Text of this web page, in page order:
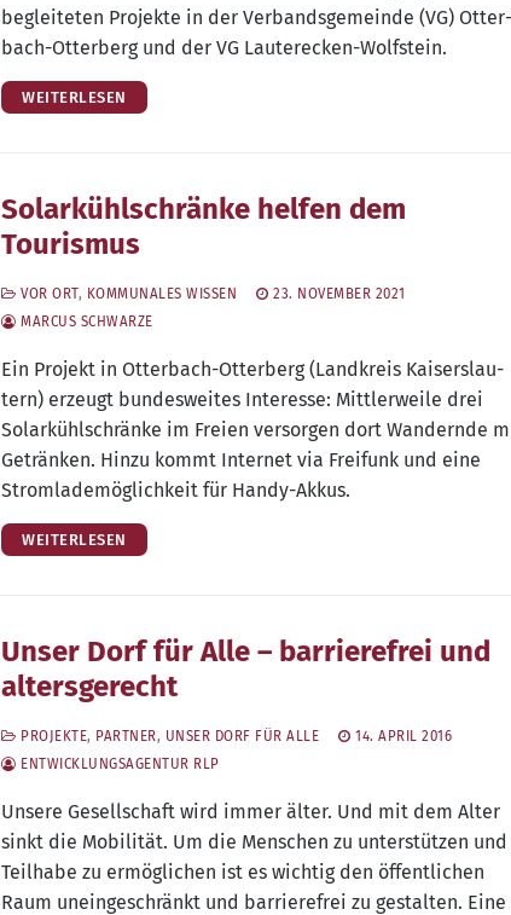
beglei­te­ten Pro­jek­te in der Ver­bands­ge­mein­de (VG)
bach-Otter­berg und der VG Lauterecken-Wolfstein.
WEITERLESEN
Solarkühlschränke helfen dem
Tourismus
VOR ORT, KOMMUNALES WISSEN
23. NOVEMBER 2021
MARCUS SCHWARZE
Ein Pro­jekt in Otter­bach-Otter­berg (Land­kreis Kai­sers­lau­
tern) erzeugt bun­des­wei­tes Inter­es­se: Mitt­ler­wei­le drei
Solar­kühl­schrän­ke im Frei­en ver­sor­gen dort Wan­dern­de
Geträn­ken. Hin­zu kommt Inter­net via Frei­funk und eine
Strom­la­de­mög­lich­keit für Handy-Akkus.
WEITERLESEN
Unser Dorf für Alle – barrierefrei und
altersgerecht
PROJEKTE, PARTNER, UNSER DORF FÜR ALLE
14. APRIL 2016
ENTWICKLUNGSAGENTUR RLP
Unse­re Gesell­schaft wird immer älter. Und mit dem Alter
sinkt die Mobi­li­tät. Um die Men­schen zu unter­stüt­zen und
Teil­ha­be zu ermög­li­chen ist es wich­tig den öffent­li­chen
Raum unein­ge­schränkt und bar­rie­re­frei zu gestal­ten. Eine